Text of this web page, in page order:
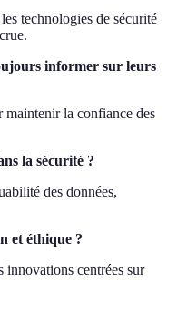
technologies de sécurité
informer sur leurs
maintenir la confiance des
la sécurité ?
des données,
et éthique ?
innovations centrées sur